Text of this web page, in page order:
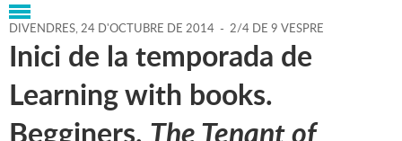
DIVENDRES,24 D'OCTUBRE DE 2014 - 2/4 DE 9 VESPRE
Inici de la temporada de
Learning with books.
Begginers. The Tenant of